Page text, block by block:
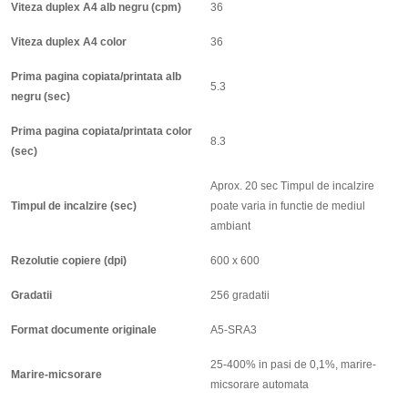
Viteza duplex A4 alb negru (cpm) 36
Viteza duplex A4 color 36
Prima pagina copiata/printata alb
negru (sec)
5.3
Prima pagina copiata/printata color
(sec)
8.3
Timpul de incalzire (sec)
Aprox. 20 sec Timpul de incalzire
poate varia in functie de mediul
ambiant
Rezolutie copiere (dpi) 600 x 600
Gradatii 256 gradatii
Format documente originale A5-SRA3
Marire-micsorare
25-400% in pasi de 0,1%, marire-
micsorare automata